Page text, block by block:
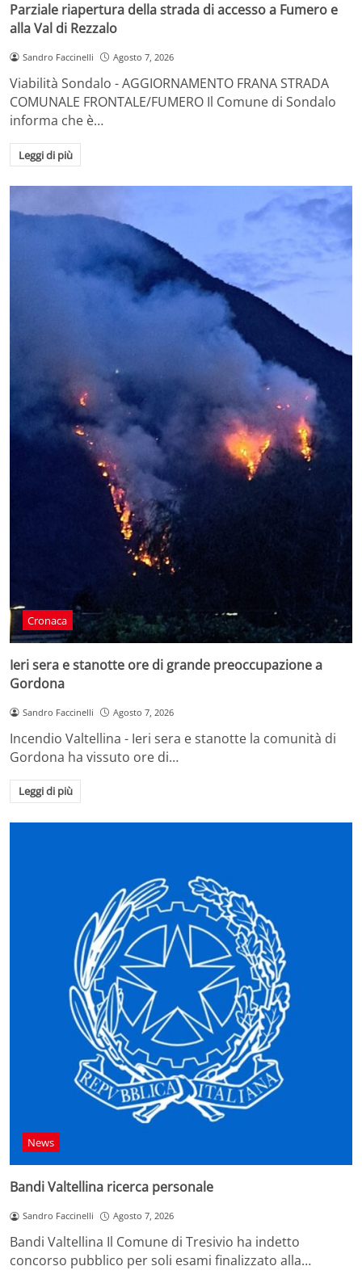
Parziale riapertura della strada di accesso a Fumero e
alla Val di Rezzalo
Sandro Faccinelli Agosto 7, 2026
Viabilità Sondalo - AGGIORNAMENTO FRANA STRADA
COMUNALE FRONTALE/FUMERO Il Comune di Sondalo
informa che è…
Leggi di più
Cronaca
Ieri sera e stanotte ore di grande preoccupazione a
Gordona
Sandro Faccinelli Agosto 7, 2026
Incendio Valtellina - Ieri sera e stanotte la comunità di
Gordona ha vissuto ore di…
Leggi di più
News
Bandi Valtellina ricerca personale
Sandro Faccinelli Agosto 7, 2026
Bandi Valtellina Il Comune di Tresivio ha indetto
concorso pubblico per soli esami finalizzato alla…